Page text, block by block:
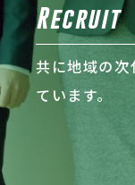
Recruit
共に地域の
ています。